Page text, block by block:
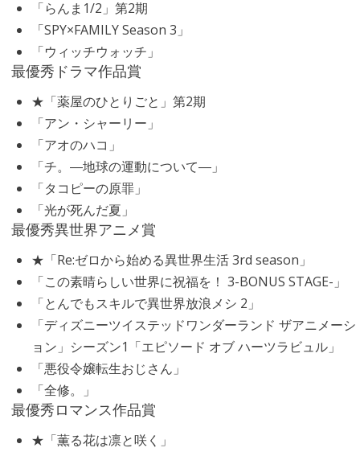
「らんま1/2」第2期
「SPY×FAMILY Season 3」
「ウィッチウォッチ」
最優秀ドラマ作品賞
★「薬屋のひとりごと」第2期
「アン・シャーリー」
「アオのハコ」
「チ。―地球の運動について―」
「タコピーの原罪」
「光が死んだ夏」
最優秀異世界アニメ賞
★「Re:ゼロから始める異世界生活 3rd season」
「この素晴らしい世界に祝福を！ 3-BONUS STAGE-」
「とんでもスキルで異世界放浪メシ 2」
「ディズニーツイステッドワンダーランド ザアニメーシ
ョン」シーズン1「エピソード オブ ハーツラビュル」
「悪役令嬢転生おじさん」
「全修。」
最優秀ロマンス作品賞
★「薫る花は凛と咲く」